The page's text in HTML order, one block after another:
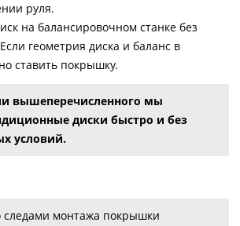
руля.
на балансировочном станке без
геометрия диска и баланс в
ставить покрышку.
вышеперечисленного мы
диски быстро и без
условий.
следами монтажа покрышки